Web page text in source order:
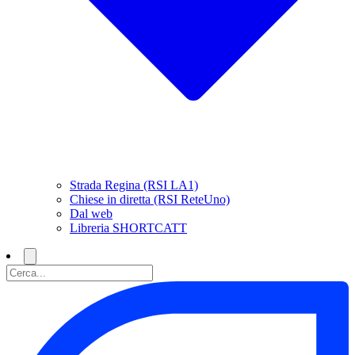
Strada Regina (RSI LA1)
Chiese in diretta (RSI ReteUno)
Dal web
Libreria SHORTCATT